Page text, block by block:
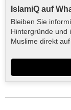
IslamiQ auf
Bleiben Sie
Hintergründe und
Muslime direkt